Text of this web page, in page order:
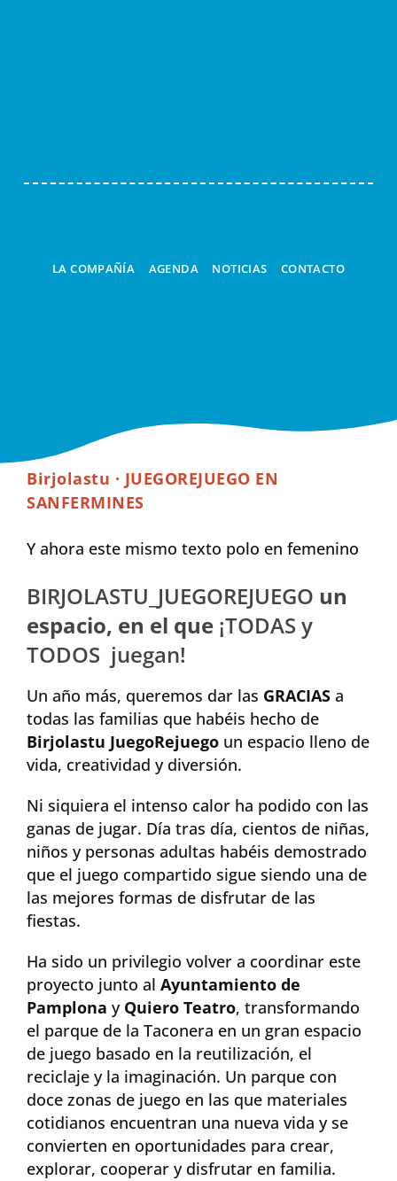
LA COMPAÑÍA AGENDA NOTICIAS CONTACTO
Birjolastu · JUEGOREJUEGO EN
SANFERMINES
Y ahora este mismo texto polo en femenino
BIRJOLASTU_JUEGOREJUEGO un
espacio, en el que ¡TODAS y
TODOS juegan!
Un año más, queremos dar las GRACIAS a
todas las familias que habéis hecho de
Birjolastu JuegoRejuego un espacio lleno de
vida, creatividad y diversión.
Ni siquiera el intenso calor ha podido con las
ganas de jugar. Día tras día, cientos de niñas,
niños y personas adultas habéis demostrado
que el juego compartido sigue siendo una de
las mejores formas de disfrutar de las
fiestas.
Ha sido un privilegio volver a coordinar este
proyecto junto al Ayuntamiento de
Pamplona y Quiero Teatro, transformando
el parque de la Taconera en un gran espacio
de juego basado en la reutilización, el
reciclaje y la imaginación. Un parque con
doce zonas de juego en las que materiales
cotidianos encuentran una nueva vida y se
convierten en oportunidades para crear,
explorar, cooperar y disfrutar en familia.